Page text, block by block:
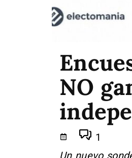
NO
1
Un nuevo